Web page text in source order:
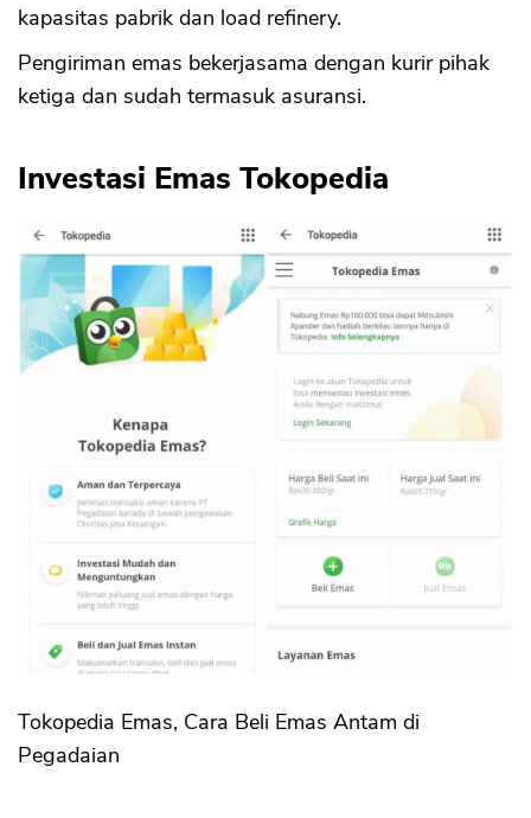
kapasitas pabrik dan load refinery.
Pengiriman emas bekerjasama dengan kurir pihak
ketiga dan sudah termasuk asuransi.
Investasi Emas Tokopedia
Tokopedia Emas, Cara Beli Emas Antam di
Pegadaian